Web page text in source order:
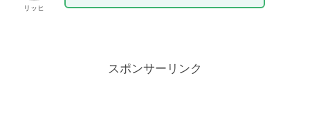
リッヒ
スポンサーリンク